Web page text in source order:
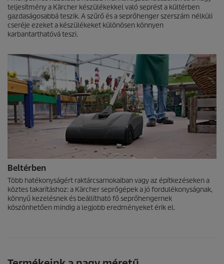
teljesítmény a Kärcher készülékekkel való seprést a kültérben
gazdaságosabbá teszik. A szűrő és a seprőhenger szerszám nélküli
cseréje ezeket a készülékeket különösen könnyen
karbantarthatóvá teszi.
Beltérben
Több hatékonyságért raktárcsarnokaiban vagy az építkezéseken a
köztes takarításhoz: a Kärcher seprőgépek a jó fordulékonyságnak,
könnyű kezelésnek és beállítható fő seprőhengernek
köszönhetően mindig a legjobb eredményeket érik el.